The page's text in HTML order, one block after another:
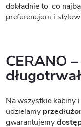
dokładnie to, co
preferencjom i
CERANO
Na wszystkie kabiny
udzielamy
gwarantujemy